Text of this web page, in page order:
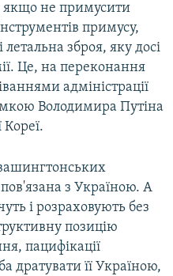
якщо не примусити
примусу,
летальна зброя, яку досі
Це, на переконання
адміністрації
Володимира Путіна
Кореї.
з Україною. А
і розраховують без
позицію
пацифікації
дратувати її Україною,